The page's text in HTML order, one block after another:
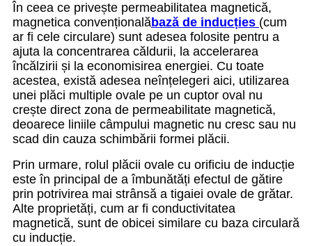
În ceea ce privește permeabilitatea magnetică,
magnetica convenționalăbază de inducțies (cum
ar fi cele circulare) sunt adesea folosite pentru a
ajuta la concentrarea căldurii, la accelerarea
încălzirii și la economisirea energiei. Cu toate
acestea, există adesea neînțelegeri aici, utilizarea
unei plăci multiple ovale pe un cuptor oval nu
crește direct zona de permeabilitate magnetică,
deoarece liniile câmpului magnetic nu cresc sau nu
scad din cauza schimbării formei plăcii.
Prin urmare, rolul plăcii ovale cu orificiu de inducție
este în principal de a îmbunătăți efectul de gătire
prin potrivirea mai strânsă a tigaiei ovale de grătar.
Alte proprietăți, cum ar fi conductivitatea
magnetică, sunt de obicei similare cu baza circulară
cu inducție.